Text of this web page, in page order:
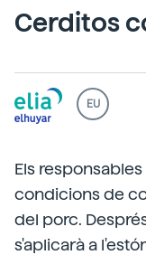
Cerditos
EU
Els
condicions de
del porc.
s'aplicarà a